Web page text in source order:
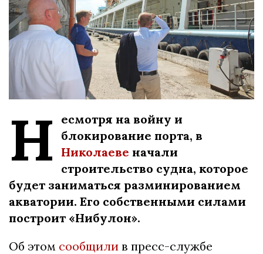
Н
есмотря на войну и
блокирование порта, в
Николаеве начали
строительство судна, которое
будет заниматься разминированием
акватории. Его собственными силами
построит «Нибулон».
Об этом сообщили в пресс-службе